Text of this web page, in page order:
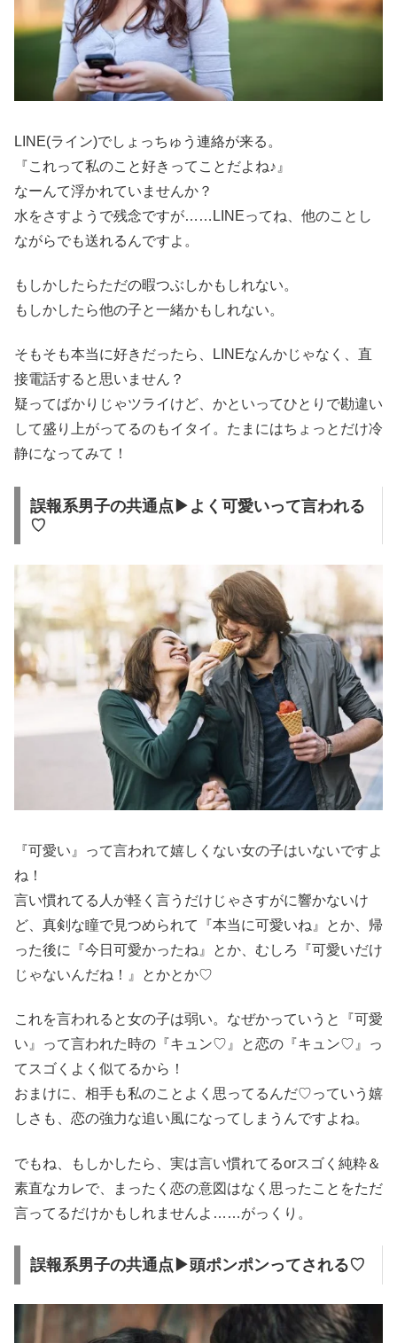
LINE(ライン)でしょっちゅう連絡が来る。
『これって私のこと好きってことだよね♪』
なーんて浮かれていませんか？
水をさすようで残念ですが……LINEってね、他のことし
ながらでも送れるんですよ。
もしかしたらただの暇つぶしかもしれない。
もしかしたら他の子と一緒かもしれない。
そもそも本当に好きだったら、LINEなんかじゃなく、直
接電話すると思いません？
疑ってばかりじゃツライけど、かといってひとりで勘違い
して盛り上がってるのもイタイ。たまにはちょっとだけ冷
静になってみて！
誤報系男子の共通点▶よく可愛いって言われる
♡
『可愛い』って言われて嬉しくない女の子はいないですよ
ね！
言い慣れてる人が軽く言うだけじゃさすがに響かないけ
ど、真剣な瞳で見つめられて『本当に可愛いね』とか、帰
った後に『今日可愛かったね』とか、むしろ『可愛いだけ
じゃないんだね！』とかとか♡
これを言われると女の子は弱い。なぜかっていうと『可愛
い』って言われた時の『キュン♡』と恋の『キュン♡』っ
てスゴくよく似てるから！
おまけに、相手も私のことよく思ってるんだ♡っていう嬉
しさも、恋の強力な追い風になってしまうんですよね。
でもね、もしかしたら、実は言い慣れてるorスゴく純粋＆
素直なカレで、まったく恋の意図はなく思ったことをただ
言ってるだけかもしれませんよ……がっくり。
誤報系男子の共通点▶頭ポンポンってされる♡